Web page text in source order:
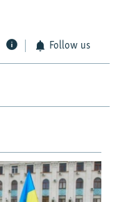
Follow us